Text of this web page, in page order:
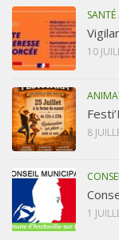
SANTÉ
10
8
1